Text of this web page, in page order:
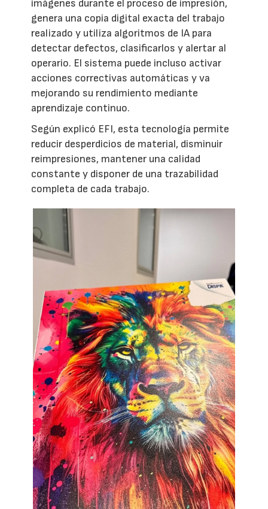
imágenes durante el proceso de impresión,
genera una copia digital exacta del trabajo
realizado y utiliza algoritmos de IA para
detectar defectos, clasificarlos y alertar al
operario. El sistema puede incluso activar
acciones correctivas automáticas y va
mejorando su rendimiento mediante
aprendizaje continuo.
Según explicó EFI, esta tecnología permite
reducir desperdicios de material, disminuir
reimpresiones, mantener una calidad
constante y disponer de una trazabilidad
completa de cada trabajo.